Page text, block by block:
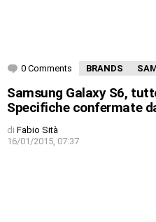
0 Comments BRANDS
Samsung Galaxy S6,
Specifiche confermate
di Fabio Sità
16/01/2015, 07:37